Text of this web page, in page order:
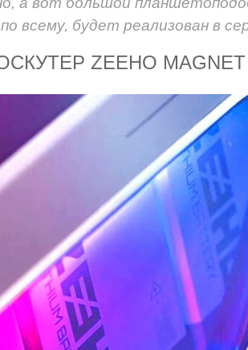
всему, будет реализован в
ZEEHO MAGNET